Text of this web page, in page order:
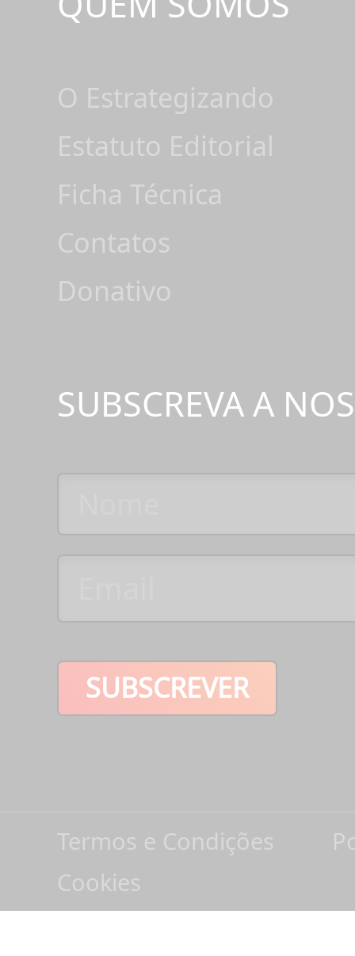
O Estrategizando
Estatuto Editorial
Ficha Técnica
Contatos
Donativo
SUBSCREVA A
SUBSCREVER
Termos e Condições
Cookies